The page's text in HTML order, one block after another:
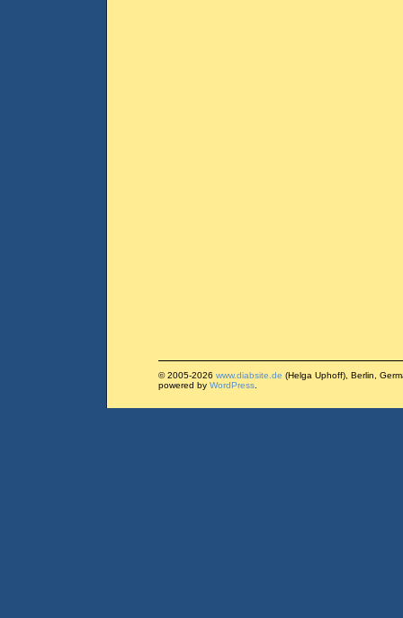
© 2005-2026 www.diabsite.de (Helga Uphoff), Berlin,
powered by WordPress.